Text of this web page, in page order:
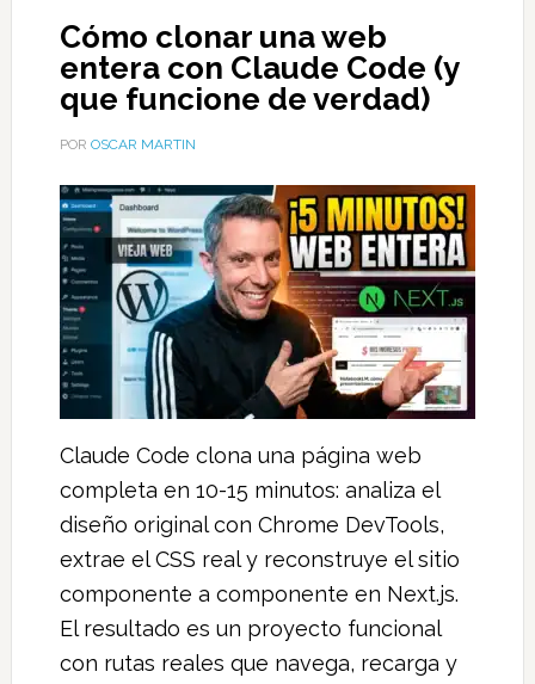
Cómo clonar una web
entera con Claude Code (y
que funcione de verdad)
POR OSCAR MARTIN
Claude Code clona una página web
completa en 10-15 minutos: analiza el
diseño original con Chrome DevTools,
extrae el CSS real y reconstruye el sitio
componente a componente en Next.js.
El resultado es un proyecto funcional
con rutas reales que navega, recarga y